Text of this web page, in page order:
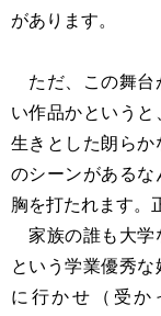
があります。
ただ、この舞台
い作品かという
生きとした朗らか
のシーンがあるな
胸を打たれます。
家族の誰も大学
という学業優秀
に行かせ（受か